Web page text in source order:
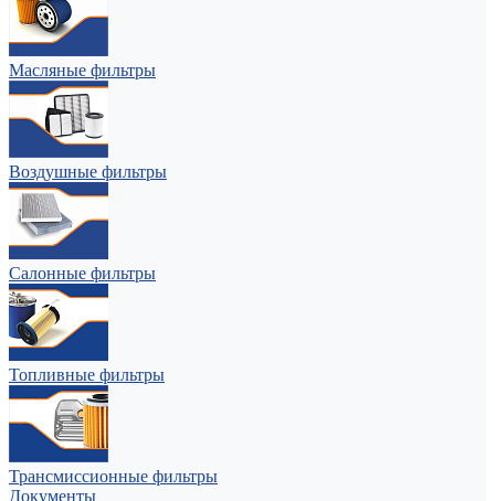
Масляные фильтры
Воздушные фильтры
Салонные фильтры
Топливные фильтры
Трансмиссионные фильтры
Документы